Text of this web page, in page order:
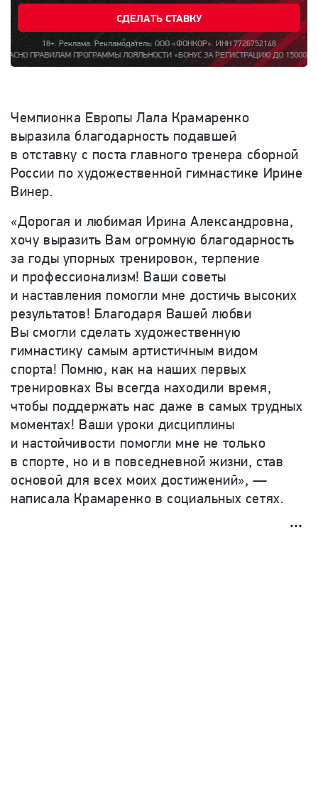
СДЕЛАТЬ СТАВКУ
18+. Реклама. Рекламодатель: ООО «ФОНКОР». ИНН 7726752148
ПРАВИЛАМ ПРОГРАММЫ ЛОЯЛЬНОСТИ «БОНУС ЗА РЕГИСТРАЦИЮ ДО 15000».
Чемпионка Европы Лала Крамаренко
выразила благодарность подавшей
в отставку с поста главного тренера сборной
России по художественной гимнастике Ирине
Винер.
«Дорогая и любимая Ирина Александровна,
хочу выразить Вам огромную благодарность
за годы упорных тренировок, терпение
и профессионализм! Ваши советы
и наставления помогли мне достичь высоких
результатов! Благодаря Вашей любви
Вы смогли сделать художественную
гимнастику самым артистичным видом
спорта! Помню, как на наших первых
тренировках Вы всегда находили время,
чтобы поддержать нас даже в самых трудных
моментах! Ваши уроки дисциплины
и настойчивости помогли мне не только
в спорте, но и в повседневной жизни, став
основой для всех моих достижений», —
написала Крамаренко в социальных сетях.